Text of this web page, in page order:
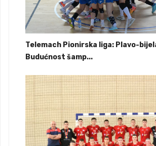
Telemach Pionirska liga: Plavo-
Budućnost šamp...